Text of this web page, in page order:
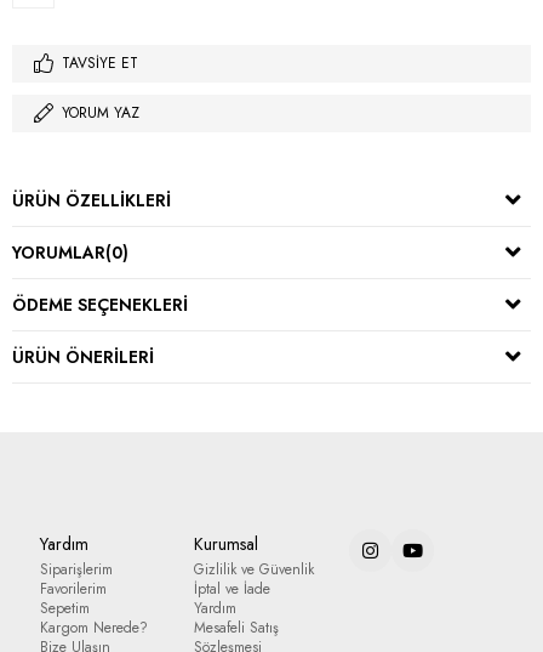
TAVSIYE ET
YORUM YAZ
ÜRÜN ÖZELLIKLERI
YORUMLAR(0)
ÖDEME SEÇENEKLERI
ÜRÜN ÖNERILERI
Yardım
Siparişlerim
Favorilerim
Sepetim
Kargom Nerede?
Bize Ulaşın
Kurumsal
Gizlilik ve Güvenlik
İptal ve İade
Yardım
Mesafeli Satış
Sözleşmesi